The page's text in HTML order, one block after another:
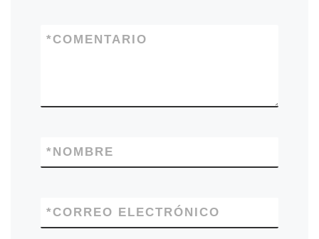
COMENTARIO
*
NOMBRE
*
CORREO ELECTRÓNICO
*